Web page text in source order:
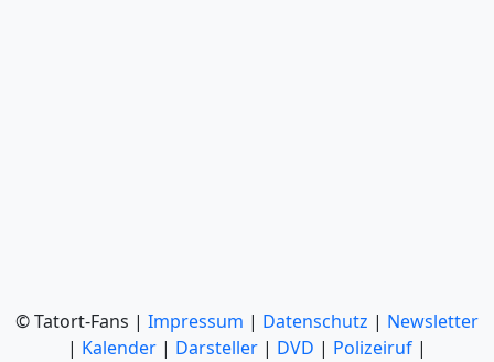
© Tatort-Fans | Impressum | Datenschutz | Newsletter
| Kalender | Darsteller | DVD | Polizeiruf |